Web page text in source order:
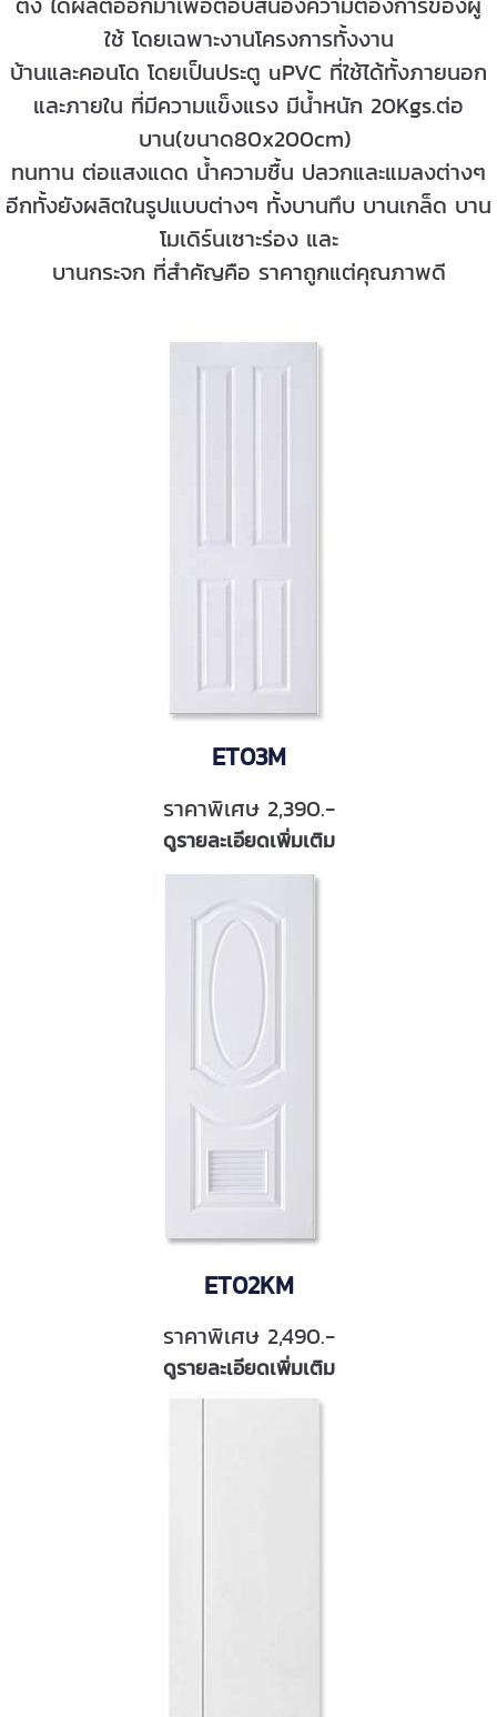
ใช้ โดยเฉพาะงานโครงการทั้งงาน
บ้านและคอนโด โดยเป็นประตู uPVC ที่ใช้ได้ทั้งภายนอก
และภายใน ที่มีความแข็งแรง มีน้ำหนัก 20Kgs.ต่อ
บาน(ขนาด80x200cm)
ทนทาน ต่อแสงแดด น้ำความชื้น ปลวกและแมลงต่างๆ
อีกทั้งยังผลิตในรูปแบบต่างๆ ทั้งบานทึบ บานเกล็ด บาน
โมเดิร์นเซาะร่อง และ
บานกระจก ที่สำคัญคือ ราคาถูกแต่คุณภาพดี
ET03M
ราคาพิเศษ 2,390.-
ดูรายละเอียดเพิ่มเติม
ET02KM
ราคาพิเศษ 2,490.-
ดูรายละเอียดเพิ่มเติม